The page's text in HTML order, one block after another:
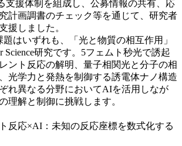
支援体制を組成し、公募情報の共有、応
計画調書のチェック等を通じて、研究者
援しました。
はいずれも、「光と物質の相互作用」
Science研究です。5フェムト秒光で誘起
ント反応の解明、量子相関光と分子の相
光学力と発熱を制御する誘電体ナノ構造
れ異なる分野においてAIを活用しなが
理解と制御に挑戦します。
反応×AI：未知の反応座標を数式化する